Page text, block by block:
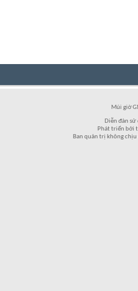
Múi giờ
Diễn đàn
Phát triển bởi
Ban quản trị không